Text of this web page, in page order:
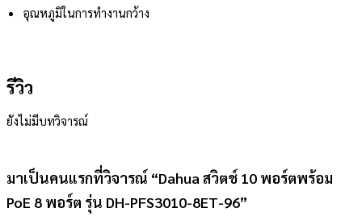
อุณหภูมิในการทำงานกว้าง
รีวิว
ยังไม่มีบทวิจารณ์
มาเป็นคนแรกที่วิจารณ์ “Dahua สวิตช์ 10 พอร์ตพร้อม
PoE 8 พอร์ต รุ่น DH-PFS3010-8ET-96”